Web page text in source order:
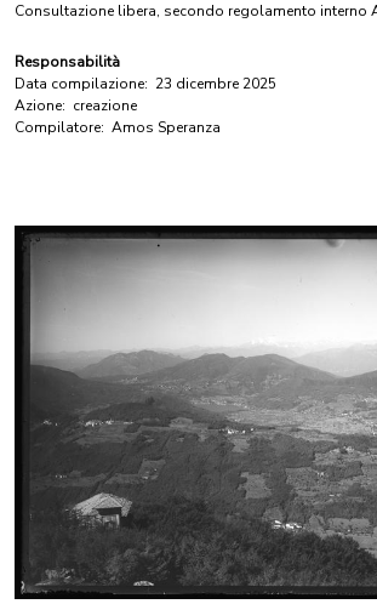
Consultazione libera, secondo regolamento interno
Responsabilità
Data compilazione: 23 dicembre 2025
Azione: creazione
Compilatore: Amos Speranza